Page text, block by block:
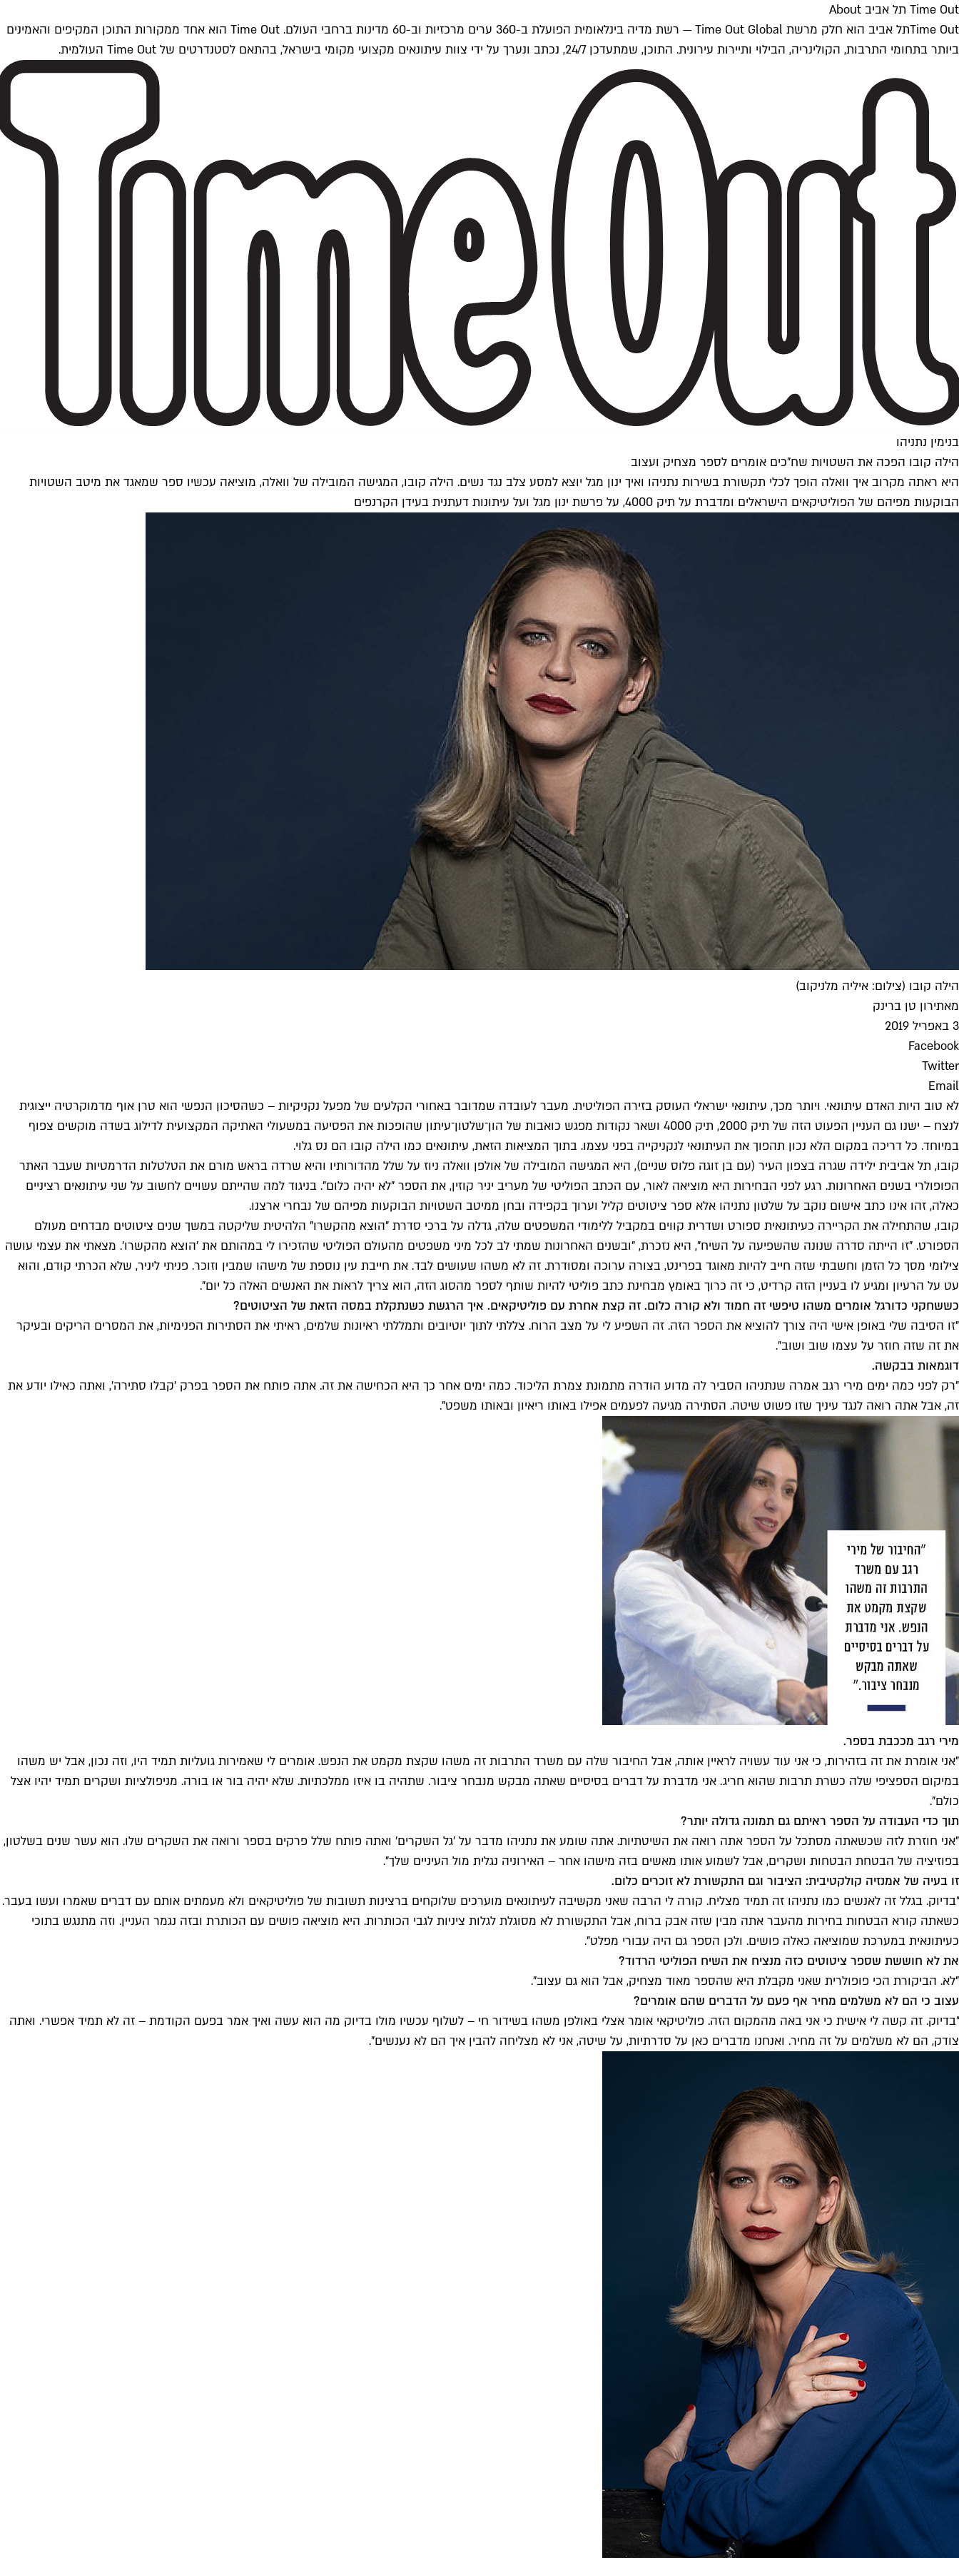
Time Out תל אביב About
Time Outתל אביב הוא חלק מרשת Time Out Global — רשת מדיה בינלאומית הפועלת ב-360 ערים מרכזיות וב-60 מדינות ברחבי העולם. Time Out הוא אחד ממקורות התוכן המקיפים והאמינים
ביותר בתחומי התרבות, הקולינריה, הבילוי ותיירות עירונית. התוכן, שמתעדכן 24/7, נכתב ונערך על ידי צוות עיתונאים מקצועי מקומי בישראל, בהתאם לסטנדרטים של Time Out העולמית.
בנימין נתניהו
הילה קובו הפכה את השטויות שח"כים אומרים לספר מצחיק ועצוב
היא ראתה מקרוב איך וואלה הופך לכלי תקשורת בשירות נתניהו ואיך ינון מגל יוצא למסע צלב נגד נשים. הילה קובו, המגישה המובילה של וואלה, מוציאה עכשיו ספר שמאגד את מיטב השטויות
הבוקעות מפיהם של הפוליטיקאים הישראלים ומדברת על תיק 4000, על פרשת ינון מגל ועל עיתונות דעתנית בעידן הקרנפים
הילה קובו (צילום: איליה מלניקוב)
מאתירון טן ברינק
3 באפריל 2019
Facebook
Twitter
Email
לא טוב היות האדם עיתונאי. ויותר מכך, עיתונאי ישראלי העוסק בזירה הפוליטית. מעבר לעובדה שמדובר באחורי הקלעים של מפעל נקניקיות – כשהסיכון הנפשי הוא טרן אוף מדמוקרטיה ייצוגית
לנצח – ישנו גם העניין הפעוט הזה של תיק 2000, תיק 4000 ושאר נקודות מפגש כואבות של הון־שלטון־עיתון שהופכות את הפסיעה במשעולי האתיקה המקצועית לדילוג בשדה מוקשים צפוף
במיוחד. כל דריכה במקום הלא נכון תהפוך את העיתונאי לנקניקייה בפני עצמו. בתוך המציאות הזאת, עיתונאים כמו הילה קובו הם נס גלוי.
קובו, תל אביבית ילידה שגרה בצפון העיר (עם בן זוגה פלוס שניים), היא המגישה המובילה של אולפן וואלה ניוז על שלל מהדורותיו והיא שרדה בראש מורם את הטלטלות הדרמטיות שעבר האתר
הפופולרי בשנים האחרונות. רגע לפני הבחירות היא מוציאה לאור, עם הכתב הפוליטי של מעריב יניר קוזין, את הספר "לא יהיה כלום". בניגוד למה שהייתם עשויים לחשוב על שני עיתונאים רציניים
כאלה, זהו אינו כתב אישום נוקב על שלטון נתניהו אלא ספר ציטוטים קליל וערוך בקפידה ובחן ממיטב השטויות הבוקעות מפיהם של נבחרי ארצנו.
קובו, שהתחילה את הקריירה כעיתונאית ספורט ושדרית קווים במקביל ללימודי המשפטים שלה, גדלה על ברכי סדרת "הוצא מהקשרו" הלהיטית שליקטה במשך שנים ציטוטים מבדחים מעולם
הספורט. "זו הייתה סדרה שנונה שהשפיעה על השיח", היא נזכרת, "ובשנים האחרונות שמתי לב לכל מיני משפטים מהעולם הפוליטי שהזכירו לי במהותם את 'הוצא מהקשרו'. מצאתי את עצמי עושה
צילומי מסך כל הזמן וחשבתי שזה חייב להיות מאוגד בפרינט, בצורה ערוכה ומסודרת. זה לא משהו שעושים לבד. את חייבת עין נוספת של מישהו שמבין וזוכר. פניתי ליניר, שלא הכרתי קודם, והוא
עט על הרעיון ומגיע לו בעניין הזה קרדיט, כי זה כרוך באומץ מבחינת כתב פוליטי להיות שותף לספר מהסוג הזה, הוא צריך לראות את האנשים האלה כל יום".
כששחקני כדורגל אומרים משהו טיפשי זה חמוד ולא קורה כלום. זה קצת אחרת עם פוליטיקאים. איך הרגשת כשנתקלת במסה הזאת של הציטוטים?
"זו הסיבה שלי באופן אישי היה צורך להוציא את הספר הזה. זה השפיע לי על מצב הרוח. צללתי לתוך יוטיובים ותמללתי ראיונות שלמים, ראיתי את הסתירות הפנימיות, את המסרים הריקים ובעיקר
את זה שזה חוזר על עצמו שוב ושוב".
דוגמאות בבקשה.
"רק לפני כמה ימים מירי רגב אמרה שנתניהו הסביר לה מדוע הודרה מתמונת צמרת הליכוד. כמה ימים אחר כך היא הכחישה את זה. אתה פותח את הספר בפרק 'קבלו סתירה', ואתה כאילו יודע את
זה, אבל אתה רואה לנגד עיניך שזו פשוט שיטה. הסתירה מגיעה לפעמים אפילו באותו ריאיון ובאותו משפט".
מירי רגב מככבת בספר.
"אני אומרת את זה בזהירות, כי אני עוד עשויה לראיין אותה, אבל החיבור שלה עם משרד התרבות זה משהו שקצת מקמט את הנפש. אומרים לי שאמירות גועליות תמיד היו, וזה נכון, אבל יש משהו
במיקום הספציפי שלה כשרת תרבות שהוא חריג. אני מדברת על דברים בסיסיים שאתה מבקש מנבחר ציבור. שתהיה בו איזו ממלכתיות. שלא יהיה בור או בורה. מניפולציות ושקרים תמיד יהיו אצל
כולם".
תוך כדי העבודה על הספר ראיתם גם תמונה גדולה יותר?
"אני חוזרת לזה שכשאתה מסתכל על הספר אתה רואה את השיטתיות. אתה שומע את נתניהו מדבר על 'גל השקרים' ואתה פותח שלל פרקים בספר ורואה את השקרים שלו. הוא עשר שנים בשלטון,
בפוזיציה של הבטחת הבטחות ושקרים, אבל לשמוע אותו מאשים בזה מישהו אחר – האירוניה נגלית מול העיניים שלך".
זו בעיה של אמנזיה קולקטיבית: הציבור וגם התקשורת לא זוכרים כלום.
"בדיוק. בגלל זה לאנשים כמו נתניהו זה תמיד מצליח. קורה לי הרבה שאני מקשיבה לעיתונאים מוערכים שלוקחים ברצינות תשובות של פוליטיקאים ולא מעמתים אותם עם דברים שאמרו ועשו בעבר.
כשאתה קורא הבטחות בחירות מהעבר אתה מבין שזה אבק ברוח, אבל התקשורת לא מסוגלת לגלות ציניות לגבי הכותרות. היא מוציאה פושים עם הכותרת ובזה נגמר העניין. וזה מתנגש בתוכי
כעיתונאית במערכת שמוציאה כאלה פושים. ולכן הספר גם היה עבורי מפלט".
את לא חוששת שספר ציטוטים כזה מנציח את השיח הפוליטי הרדוד?
"לא. הביקורת הכי פופולרית שאני מקבלת היא שהספר מאוד מצחיק, אבל הוא גם עצוב".
עצוב כי הם לא משלמים מחיר אף פעם על הדברים שהם אומרים?
"בדיוק. זה קשה לי אישית כי אני באה מהמקום הזה. פוליטיקאי אומר אצלי באולפן משהו בשידור חי – לשלוף עכשיו מולו בדיוק מה הוא עשה ואיך אמר בפעם הקודמת – זה לא תמיד אפשרי. ואתה
צודק, הם לא משלמים על זה מחיר. ואנחנו מדברים כאן על סדרתיות, על שיטה, אני לא מצליחה להבין איך הם לא נענשים".